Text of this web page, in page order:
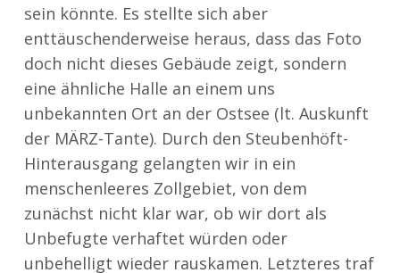
sein könnte. Es stellte sich aber
enttäuschenderweise heraus, dass das Foto
doch nicht dieses Gebäude zeigt, sondern
eine ähnliche Halle an einem uns
unbekannten Ort an der Ostsee (lt. Auskunft
der MÄRZ-Tante). Durch den Steubenhöft-
Hinterausgang gelangten wir in ein
menschenleeres Zollgebiet, von dem
zunächst nicht klar war, ob wir dort als
Unbefugte verhaftet würden oder
unbehelligt wieder rauskamen. Letzteres traf